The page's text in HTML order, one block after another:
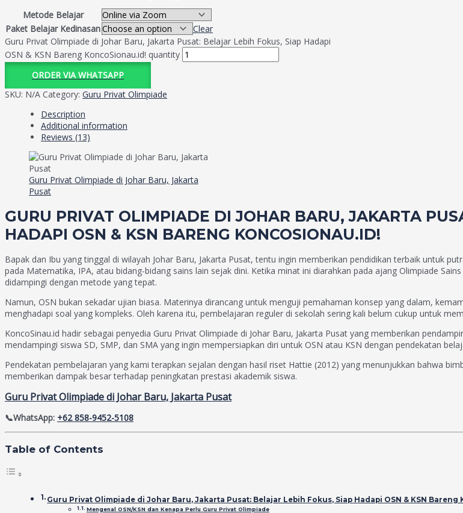
Metode Belajar
Paket Belajar Kedinasan
Clear
Guru Privat Olimpiade di Johar Baru, Jakarta Pusat: Belajar Lebih Fokus, Siap Hadapi
OSN & KSN Bareng KoncoSionau.id! quantity
ORDER VIA WHATSAPP
SKU: N/A Category: Guru Privat Olimpiade
Description
Additional information
Reviews (13)
Guru Privat Olimpiade di Johar Baru, Jakarta
Pusat
GURU PRIVAT OLIMPIADE DI JOHAR BARU, JAKARTA
HADAPI OSN & KSN BARENG KONCOSIONAU.ID!
Bapak dan Ibu yang tinggal di wilayah Johar Baru, Jakarta Pusat, tentu ingin memberikan pendidikan terbaik untuk
pada Matematika, IPA, atau bidang-bidang sains lain sejak dini. Ketika minat ini diarahkan pada ajang Olimpiade
didampingi dengan metode yang tepat.
Namun, OSN bukan sekadar ujian biasa. Materinya dirancang untuk menguji pemahaman konsep yang dalam,
menghadapi soal yang kompleks. Oleh karena itu, pembelajaran reguler di sekolah sering kali belum cukup untuk
KoncoSinau.id hadir sebagai penyedia Guru Privat Olimpiade di Johar Baru, Jakarta Pusat yang memberikan
mendampingi siswa SD, SMP, dan SMA yang ingin mempersiapkan diri untuk OSN atau KSN dengan pendekatan
Pendekatan pembelajaran yang kami terapkan sejalan dengan hasil riset Hattie (2012) yang menunjukkan bahwa
memberikan dampak besar terhadap peningkatan prestasi akademik siswa.
Guru Privat Olimpiade di Johar Baru, Jakarta Pusat
📞WhatsApp: +62 858-9452-5108
Table of Contents
Guru Privat Olimpiade di Johar Baru, Jakarta Pusat: Belajar Lebih Fokus, Siap Hadapi OSN & KSN Bareng
Mengenal OSN/KSN dan Kenapa Perlu Guru Privat Olimpiade